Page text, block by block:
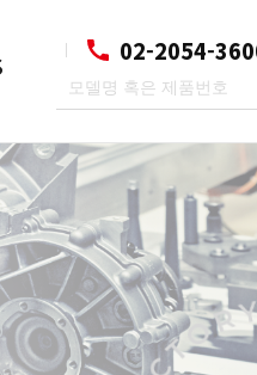
02-2054-